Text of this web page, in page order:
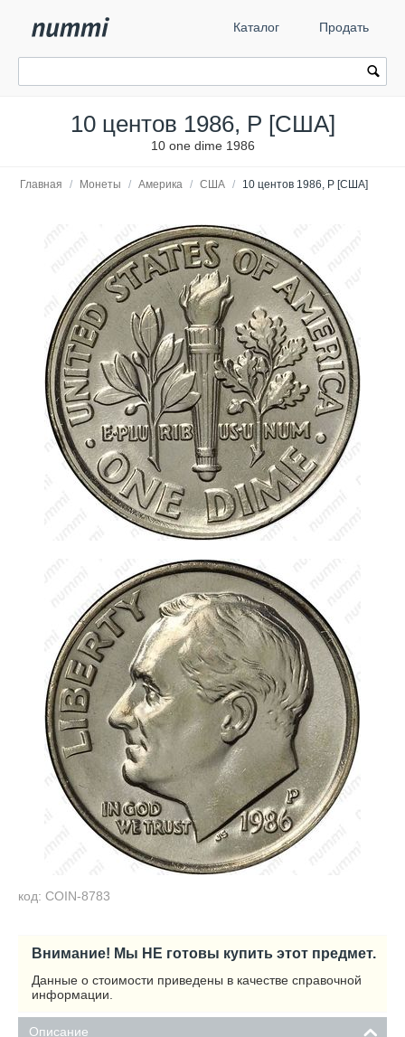
Каталог Продать
10 центов 1986, P [США]
10 one dime 1986
Главная / Монеты / Америка / США / 10 центов 1986, P [США]
код: COIN-8783
Внимание! Мы НЕ готовы купить этот предмет.
Данные о стоимости приведены в качестве справочной
информации.
Описание